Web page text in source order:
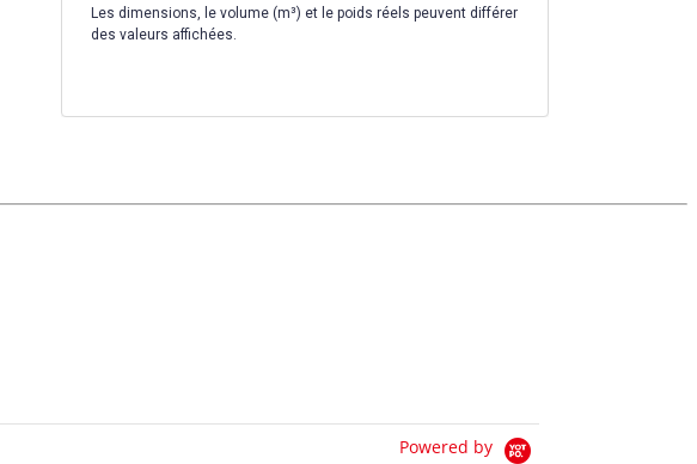
Les dimensions, le volume (m³) et le poids réels peuvent différer
des valeurs affichées.
Powered by